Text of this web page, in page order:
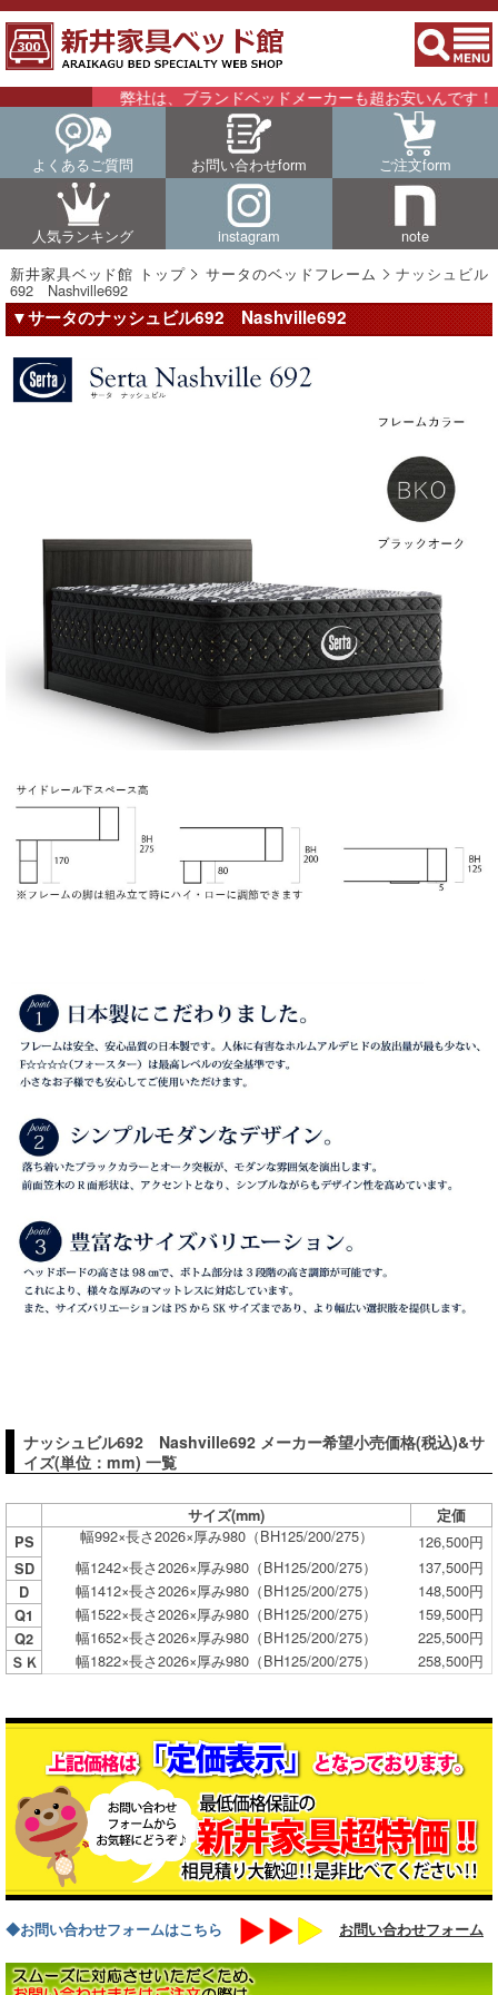
弊社は、ブランドベッドメーカーも超お安いんです！！
よくあるご質問 お問い合わせform ご注文form
人気ランキング instagram
note
新井家具ベッド館 トップ
サータのベッドフレーム ナッシュビル
692 Nashville692
▼サータのナッシュビル692 Nashville692
ナッシュビル692 Nashville692 メーカー希望小売価格(税込)&サ
イズ(単位：mm) 一覧
サイズ(mm)
定価
PS
幅992×長さ2026×厚み980（BH125/200/275） 126,500円
SD 幅1242×長さ2026×厚み980（BH125/200/275） 137,500円
D 幅1412×長さ2026×厚み980（BH125/200/275） 148,500円
Q1 幅1522×長さ2026×厚み980（BH125/200/275） 159,500円
Q2 幅1652×長さ2026×厚み980（BH125/200/275） 225,500円
ＳＫ 幅1822×長さ2026×厚み980（BH125/200/275） 258,500円
◆お問い合わせフォームはこちら お問い合わせフォーム